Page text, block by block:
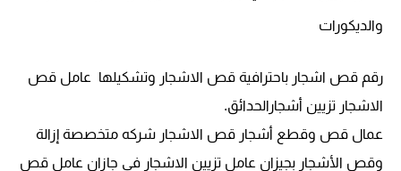
والديكورات
رقم قص اشجار باحترافية قص الاشجار وتشكيلها عامل قص
الاشجار تزيين أشجارالحدائق.
عمال قص وقطع أشجار قص الاشجار شركه متخصصة إزالة
وقص الأشجار بجيزان عامل تزيين الاشجار في جازان عامل قص